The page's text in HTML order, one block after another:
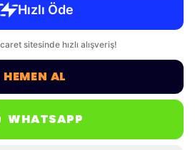
HEMEN AL
WHATSAPP